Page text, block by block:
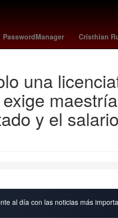
PasswordManager Cristhian
vs. cincinnati España
una
maestría
y el
al día con las noticias más